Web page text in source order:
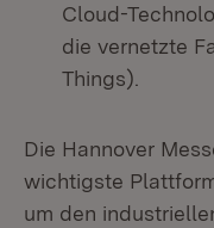
Cloud-
die vernetzte
Things).
Die Hannover
wichtigste
um den